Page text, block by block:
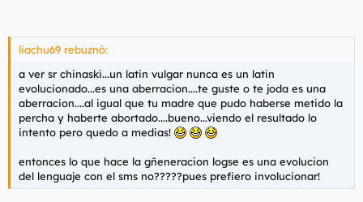
liachu69 rebuznó:
a ver sr chinaski...un latin vulgar nunca es un latin
evolucionado...es una aberracion....te guste o te joda es una
aberracion....al igual que tu madre que pudo haberse metido la
percha y haberte abortado....bueno...viendo el resultado lo
intento pero quedo a medias!
entonces lo que hace la gñeneracion logse es una evolucion
del lenguaje con el sms no?????pues prefiero involucionar!